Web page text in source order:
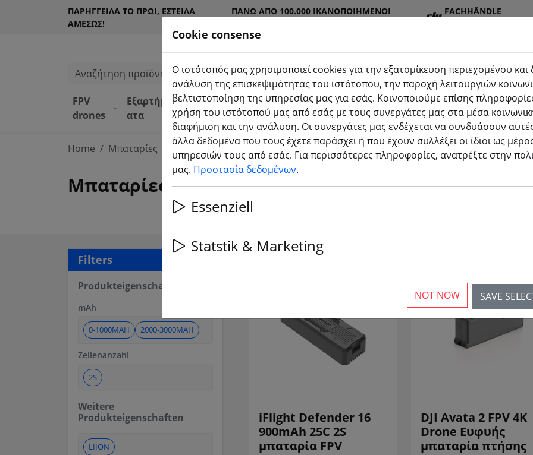
ΠΑΡΉΓΓΕΙΛΑ ΤΟ ΠΡΩΊ, ΈΣΤΕΙΛΑ
ΑΜΈΣΩΣ!
ΠΆΝΩ ΑΠΌ 100.000 ΙΚΑΝΟΠΟΙΗΜΈΝΟΙ
FACHHÄNDLE
Αναζήτηση προϊόντων
FPV
drones
Εξαρτήμ
ατα
Εξοπλισ
μός
Κατάστημ
α DJI
Μπατα
ρίες(aktuelle Seite)
Προπ
έλα
Αξεσο
υάρ
τρισδιάστατη
εκτύπωση
Home Μπαταρίες Μπαταρίες για συγκεκριμένο μοντέλο
Μπαταρίες για συγκεκριμένα μοντέλα - LiPo - LiIon
Filters
Produkteigenschaften
mAh
0-1000MAH 2000-3000MAH
Zellenanzahl
2S
Weitere
Produkteigenschaften
LIION
4 articles
iFlight Defender 16
900mAh 25C 2S
μπαταρία FPV
DJI Avata 2 FPV 4K
Drone Ευφυής
μπαταρία πτήσης
Cookie consense
Ο ιστότοπός μας χρησιμοποιεί cookies για την εξατομίκευση περιεχομένου
ανάλυση της επισκεψιμότητας του ιστότοπου, την παροχή λειτουργιών
βελτιστοποίηση της υπηρεσίας μας για εσάς. Κοινοποιούμε επίσης
χρήση του ιστότοπού μας από εσάς με τους συνεργάτες μας στα μέσα
διαφήμιση και την ανάλυση. Οι συνεργάτες μας ενδέχεται να συνδυάσουν
άλλα δεδομένα που τους έχετε παράσχει ή που έχουν συλλέξει οι ίδιοι ως
υπηρεσιών τους από εσάς. Για περισσότερες πληροφορίες, ανατρέξτε στην
μας. Προστασία δεδομένων.
Essenziell
Statstik & Marketing
SAVE
NOT NOW